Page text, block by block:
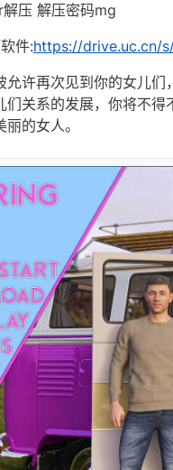
压 解压密码mg
件:https://drive.uc.cn/
许再次见到你的女儿们
关系的发展，你将不得
的女人。